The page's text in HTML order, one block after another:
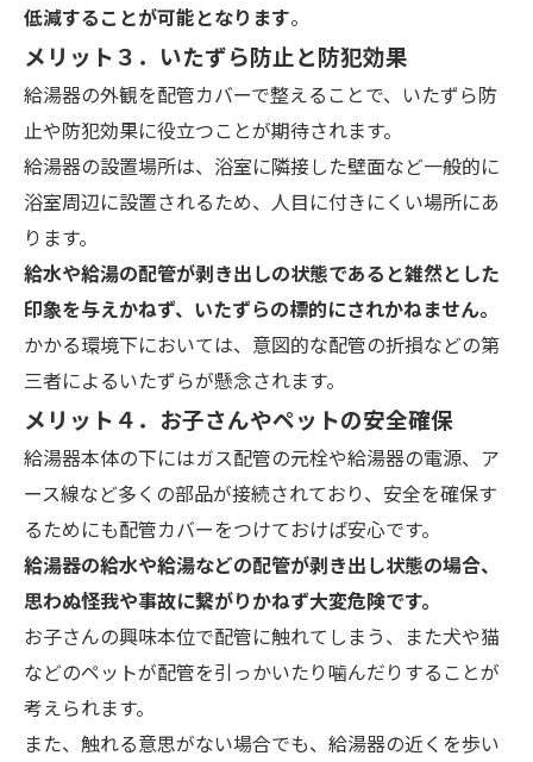
低減することが可能となります。
メリット３．いたずら防止と防犯効果
給湯器の外観を配管カバーで整えることで、いたずら防
止や防犯効果に役立つことが期待されます。
給湯器の設置場所は、浴室に隣接した壁面など一般的に
浴室周辺に設置されるため、人目に付きにくい場所にあ
ります。
給水や給湯の配管が剥き出しの状態であると雑然とした
印象を与えかねず、いたずらの標的にされかねません。
かかる環境下においては、意図的な配管の折損などの第
三者によるいたずらが懸念されます。
メリット４．お子さんやペットの安全確保
給湯器本体の下にはガス配管の元栓や給湯器の電源、ア
ース線など多くの部品が接続されており、安全を確保す
るためにも配管カバーをつけておけば安心です。
給湯器の給水や給湯などの配管が剥き出し状態の場合、
思わぬ怪我や事故に繋がりかねず大変危険です。
お子さんの興味本位で配管に触れてしまう、また犬や猫
などのペットが配管を引っかいたり噛んだりすることが
考えられます。
また、触れる意思がない場合でも、給湯器の近くを歩い